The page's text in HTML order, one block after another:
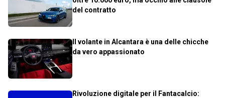
del contratto
Il volante in Alcantara è una delle chicche
da vero appassionato
Rivoluzione digitale per il Fantacalcio: